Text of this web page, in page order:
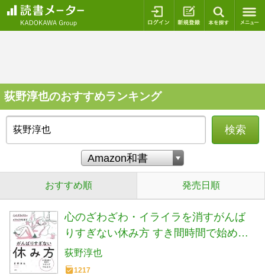
ログイン 新規登録
荻野淳也のおすすめランキング
検索
おすすめ順 発売日順
心のざわざわ・イライラを消すがんば
りすぎない休み方 すき間時間で始める
マインドフルネス
荻野淳也
1217